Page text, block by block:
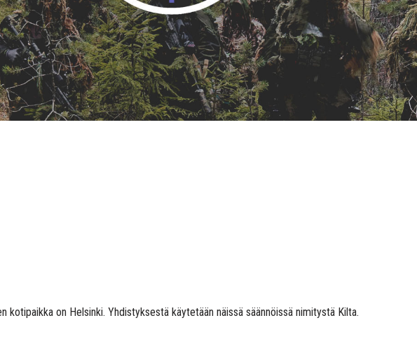
kotipaikka on Helsinki. Yhdistyksestä käytetään näissä säännöissä nimitystä Kilta.